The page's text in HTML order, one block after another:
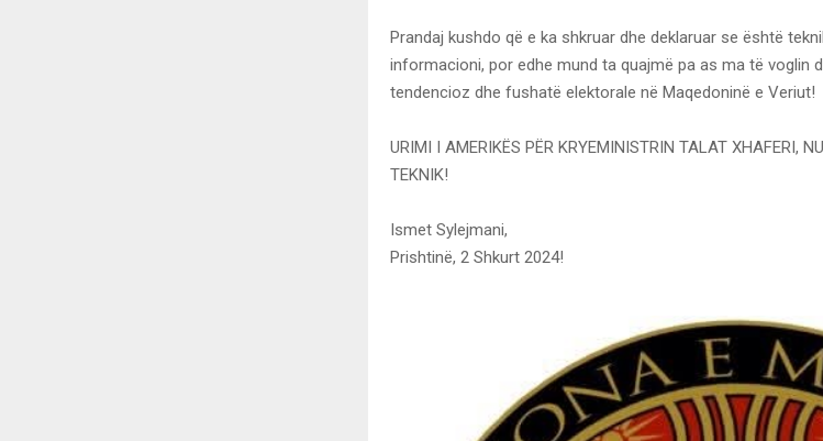
Prandaj kushdo që e ka shkruar dhe deklaruar se është
informacioni, por edhe mund ta quajmë pa as ma të voglin
tendencioz dhe fushatë elektorale në Maqedoninë e Veriut!
URIMI I AMERIKËS PËR KRYEMINISTRIN TALAT XHAFERI,
TEKNIK!
Ismet Sylejmani,
Prishtinë, 2 Shkurt 2024!